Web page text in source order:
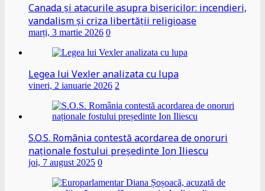
Canada și atacurile asupra bisericilor: incendieri,
vandalism și criza libertății religioase
marți, 3 martie 2026 0
Legea lui Vexler analizata cu lupa
vineri, 2 ianuarie 2026 2
S.O.S. România contestă acordarea de onoruri
naționale fostului președinte Ion Iliescu
joi, 7 august 2025 0